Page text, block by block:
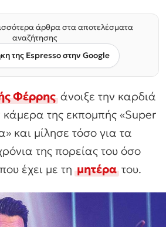
άρθρα στα αποτελέσματα
αναζήτησης
της Espresso στην Google
Φέρρηςάνοιξε την καρδιά
κάμερα της εκπομπής «Super
και μίλησε τόσο για τα
της πορείας του όσο
έχει με τημητέρατου.